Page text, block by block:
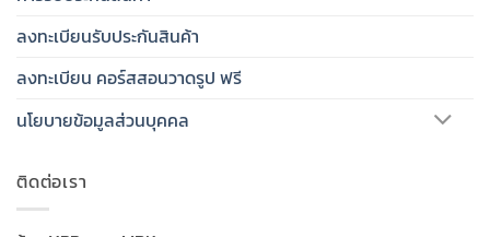
ลงทะเบียนรับประกันสินค้า
ลงทะเบียน คอร์สสอนวาดรูป ฟรี
นโยบายข้อมูลส่วนบุคคล
ติดต่อเรา